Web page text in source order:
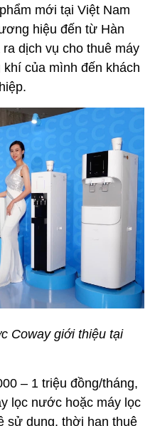
mới tại Việt Nam
hiệu đến từ Hàn
dịch vụ cho thuê máy
của mình đến khách
Coway giới thiệu tại
– 1 triệu đồng/tháng,
lọc nước hoặc máy lọc
sử dụng, thời hạn thuê